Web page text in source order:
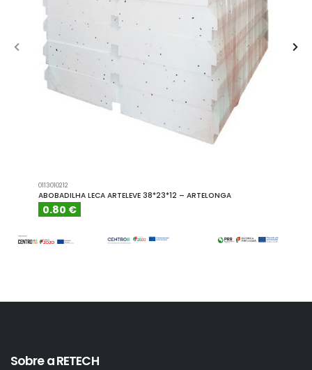
0113010212
ABOBADILHA LECA ARTELEVE 38*23*12 – ARTELONGA
0.80 €
Sobre a RETECH